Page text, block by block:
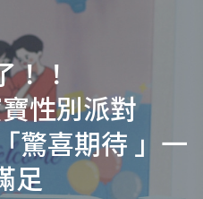
！！
性別派對
驚喜期待 」一
足